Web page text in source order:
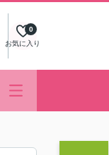
お気に入り
0